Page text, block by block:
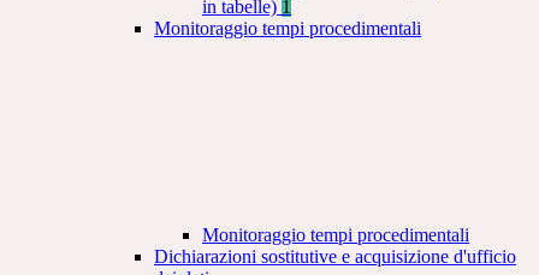
in tabelle) 1
Monitoraggio tempi procedimentali
Monitoraggio tempi procedimentali
Dichiarazioni sostitutive e acquisizione d'ufficio